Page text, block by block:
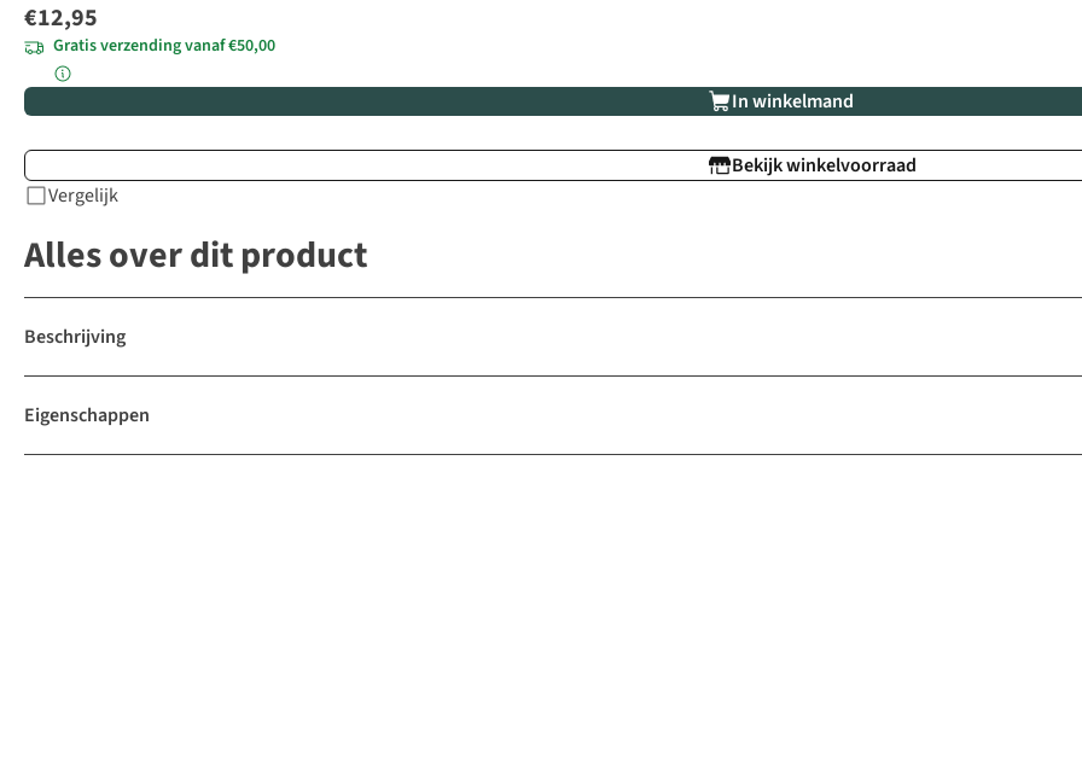
€12,95
Gratis verzending vanaf €50,00
In winkelmand
Bekijk winkelvoorraad
Vergelijk
Alles over dit product
Beschrijving
Eigenschappen